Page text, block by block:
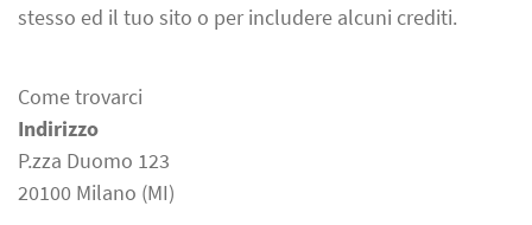
stesso ed il tuo sito o per includere alcuni crediti.
Come trovarci
Indirizzo
P.zza Duomo 123
20100 Milano (MI)